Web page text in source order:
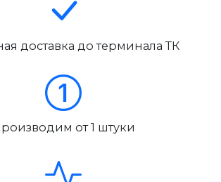
доставка до терминала ТК
от 1 штуки